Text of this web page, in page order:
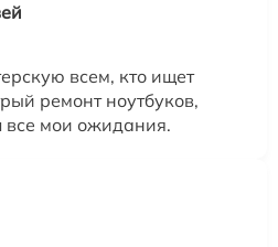
всем, кто ищет
ремонт ноутбуков,
все мои ожидания.